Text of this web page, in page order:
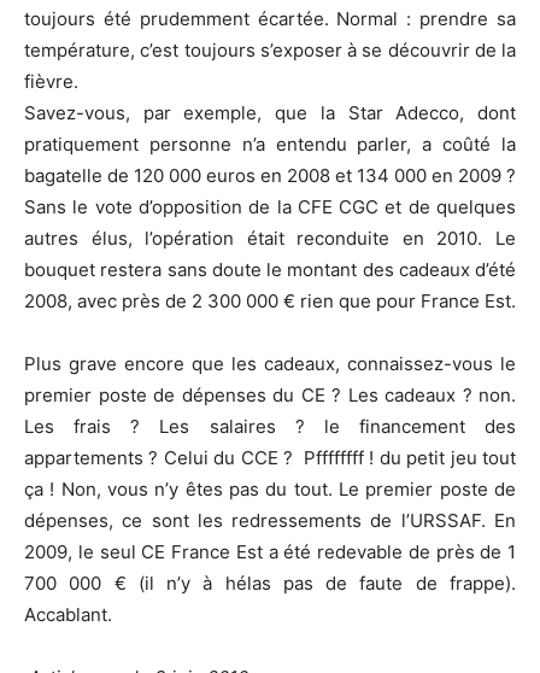
toujours été prudemment écartée. Normal : prendre sa
température, c’est toujours s’exposer à se découvrir de la
fièvre.
Savez-vous, par exemple, que la Star Adecco, dont
pratiquement personne n’a entendu parler, a coûté la
bagatelle de 120 000 euros en 2008 et 134 000 en 2009 ?
Sans le vote d’opposition de la CFE CGC et de quelques
autres élus, l’opération était reconduite en 2010. Le
bouquet restera sans doute le montant des cadeaux d’été
2008, avec près de 2 300 000 € rien que pour France Est.
Plus grave encore que les cadeaux, connaissez-vous le
premier poste de dépenses du CE ? Les cadeaux ? non.
Les frais ? Les salaires ? le financement des
appartements ? Celui du CCE ? Pffffffff ! du petit jeu tout
ça ! Non, vous n’y êtes pas du tout. Le premier poste de
dépenses, ce sont les redressements de l’URSSAF. En
2009, le seul CE France Est a été redevable de près de 1
700 000 € (il n’y à hélas pas de faute de frappe).
Accablant.